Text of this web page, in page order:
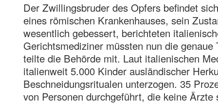
Der Zwillingsbruder des Opfers befindet
eines römischen Krankenhauses, sein
wesentlich gebessert, berichteten
Gerichtsmediziner müssten nun die genaue
teilte die Behörde mit. Laut italienischen
italienweit 5.000 Kinder ausländischer
Beschneidungsritualen unterzogen. 35
von Personen durchgeführt, die keine